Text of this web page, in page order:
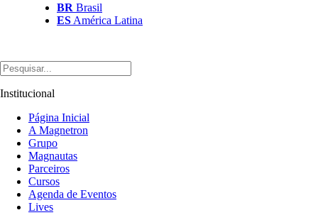
BR Brasil
ES América Latina
Institucional
Página Inicial
A Magnetron
Grupo
Magnautas
Parceiros
Cursos
Agenda de Eventos
Lives